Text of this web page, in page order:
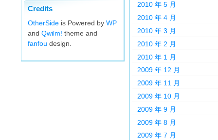
Credits
OtherSide is Powered by WP
and Qwilm! theme and
fanfou design.
2010 年 5 月
2010 年 4 月
2010 年 3 月
2010 年 2 月
2010 年 1 月
2009 年 12 月
2009 年 11 月
2009 年 10 月
2009 年 9 月
2009 年 8 月
2009 年 7 月